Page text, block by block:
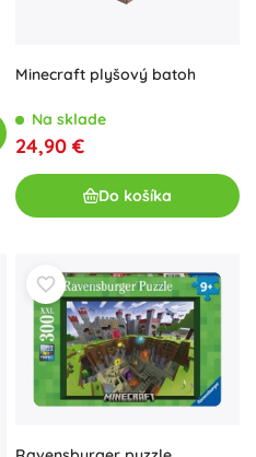
Minecraft plyšový batoh
Na sklade
24,90 €
Do košíka